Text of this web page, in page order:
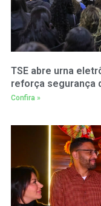
TSE abre urna
reforça segurança
Confira »